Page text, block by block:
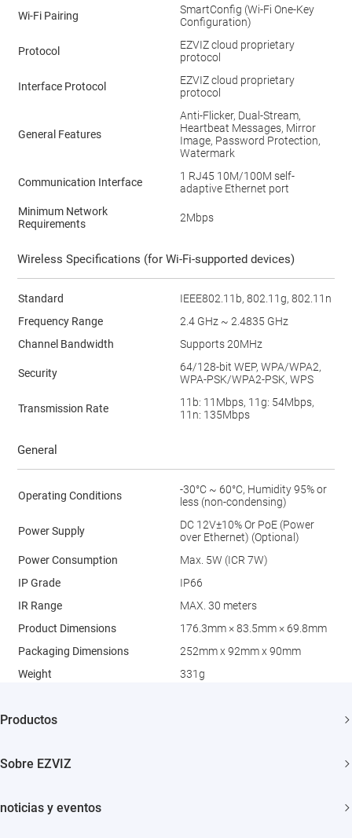
Wi-Fi Pairing
SmartConfig (Wi-Fi One-Key
Configuration)
Protocol
EZVIZ cloud proprietary
protocol
Interface Protocol
EZVIZ cloud proprietary
protocol
General Features
Anti-Flicker, Dual-Stream,
Heartbeat Messages, Mirror
Image, Password Protection,
Watermark
Communication Interface
1 RJ45 10M/100M self-
adaptive Ethernet port
Minimum Network
Requirements
2Mbps
Wireless Specifications (for Wi-Fi-supported devices)
Standard
IEEE802.11b, 802.11g, 802.11n
Frequency Range
2.4 GHz ~ 2.4835 GHz
Channel Bandwidth
Supports 20MHz
Security
64/128-bit WEP, WPA/WPA2,
WPA-PSK/WPA2-PSK, WPS
Transmission Rate
11b: 11Mbps, 11g: 54Mbps,
11n: 135Mbps
General
Operating Conditions
-30°C ~ 60°C, Humidity 95% or
less (non-condensing)
Power Supply
DC 12V±10% Or PoE (Power
over Ethernet) (Optional)
Power Consumption
Max. 5W (ICR 7W)
IP Grade
IP66
IR Range
MAX. 30 meters
Product Dimensions
176.3mm × 83.5mm × 69.8mm
Packaging Dimensions
252mm x 92mm x 90mm
Weight
331g
Productos
Sobre EZVIZ
noticias y eventos